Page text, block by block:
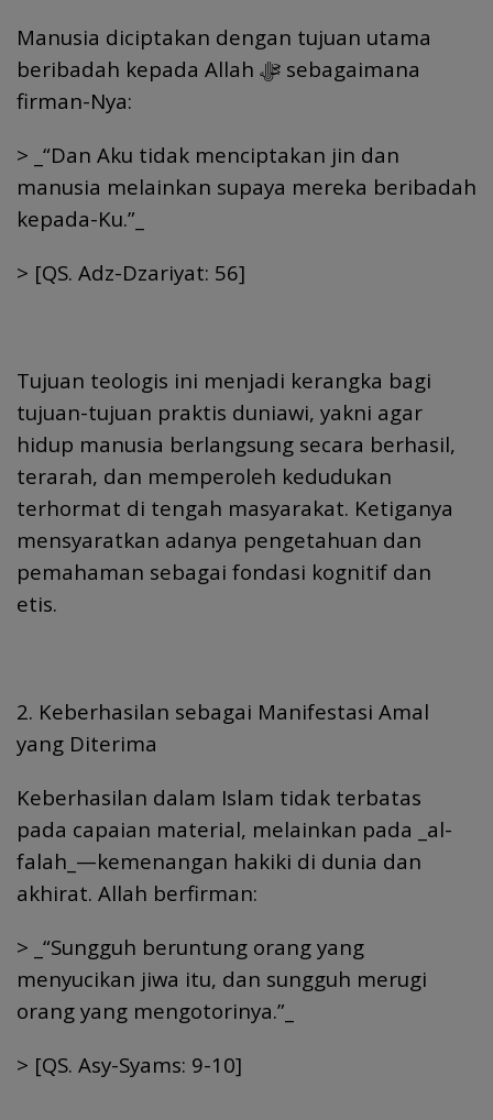
Manusia diciptakan dengan tujuan utama
beribadah kepada Allah ﷻ sebagaimana
firman-Nya:
> _“Dan Aku tidak menciptakan jin dan
manusia melainkan supaya mereka beribadah
kepada-Ku.”_
> [QS. Adz-Dzariyat: 56]
Tujuan teologis ini menjadi kerangka bagi
tujuan-tujuan praktis duniawi, yakni agar
hidup manusia berlangsung secara berhasil,
terarah, dan memperoleh kedudukan
terhormat di tengah masyarakat. Ketiganya
mensyaratkan adanya pengetahuan dan
pemahaman sebagai fondasi kognitif dan
etis.
2. Keberhasilan sebagai Manifestasi Amal
yang Diterima
Keberhasilan dalam Islam tidak terbatas
pada capaian material, melainkan pada _al-
falah_—kemenangan hakiki di dunia dan
akhirat. Allah berfirman:
> _“Sungguh beruntung orang yang
menyucikan jiwa itu, dan sungguh merugi
orang yang mengotorinya.”_
> [QS. Asy-Syams: 9-10]